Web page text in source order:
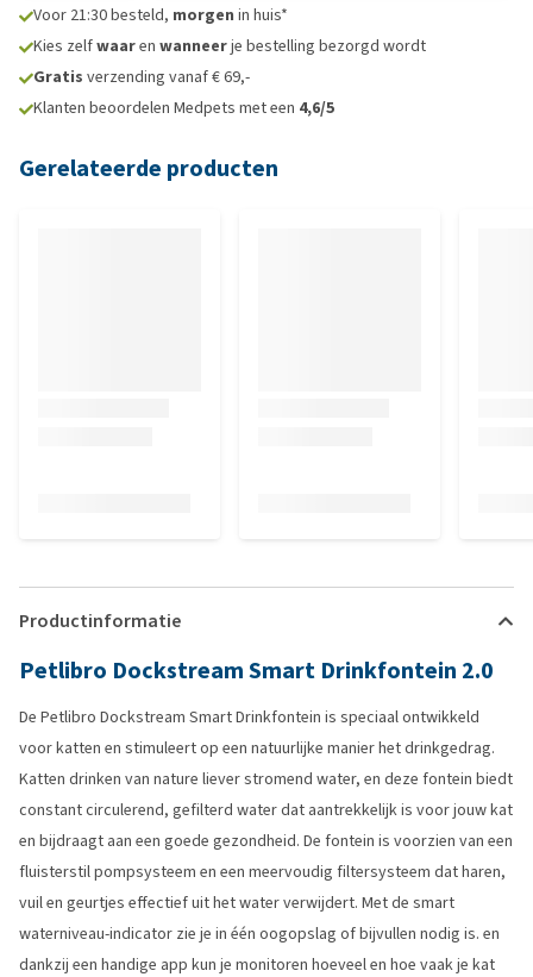
Voor 21:30 besteld, morgen in huis*
Kies zelfwaaren wanneerje bestelling bezorgd wordt
Gratis verzending vanaf € 69,-
Klanten beoordelen Medpets met een 4,6/5
Gerelateerde producten
Productinformatie
Petlibro Dockstream Smart Drinkfontein 2.0
De Petlibro Dockstream Smart Drinkfontein is speciaal ontwikkeld
voor katten en stimuleert op een natuurlijke manier het drinkgedrag.
Katten drinken van nature liever stromend water, en deze fontein biedt
constant circulerend, gefilterd water dat aantrekkelijk is voor jouw kat
en bijdraagt aan een goede gezondheid. De fontein is voorzien van een
fluisterstil pompsysteem en een meervoudig filtersysteem dat haren,
vuil en geurtjes effectief uit het water verwijdert. Met de smart
waterniveau-indicator zie je in één oogopslag of bijvullen nodig is. en
dankzij een handige app kun je monitoren hoeveel en hoe vaak je kat